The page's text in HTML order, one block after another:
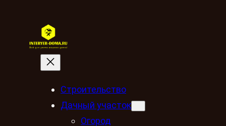
Строительство
Дачный участок
Огород